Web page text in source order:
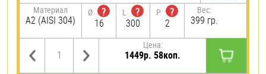
Материал
А2 (AISI 304)
Ø
?
16
L
?
300
P
?
2
Вес:
399 гр.
Цена:
1449р. 58коп.